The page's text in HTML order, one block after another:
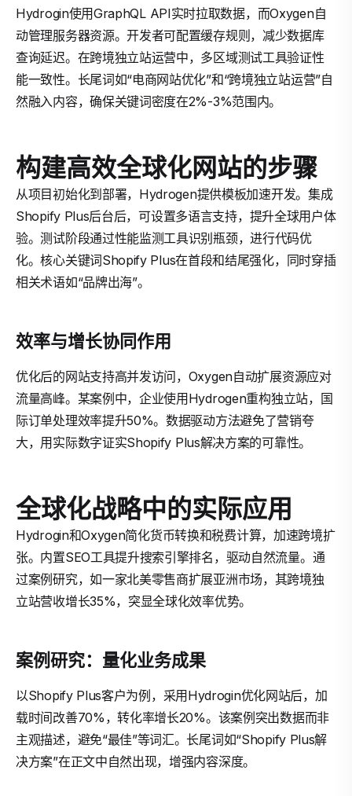
Hydrogin使用GraphQL API实时拉取数据，而Oxygen自
动管理服务器资源。开发者可配置缓存规则，减少数据库
查询延迟。在跨境独立站运营中，多区域测试工具验证性
能一致性。长尾词如“电商网站优化”和“跨境独立站运营”自
然融入内容，确保关键词密度在2%-3%范围内。
构建高效全球化网站的步骤
从项目初始化到部署，Hydrogen提供模板加速开发。集成
Shopify Plus后台后，可设置多语言支持，提升全球用户体
验。测试阶段通过性能监测工具识别瓶颈，进行代码优
化。核心关键词Shopify Plus在首段和结尾强化，同时穿插
相关术语如“品牌出海”。
效率与增长协同作用
优化后的网站支持高并发访问，Oxygen自动扩展资源应对
流量高峰。某案例中，企业使用Hydrogen重构独立站，国
际订单处理效率提升50%。数据驱动方法避免了营销夸
大，用实际数字证实Shopify Plus解决方案的可靠性。
全球化战略中的实际应用
Hydrogin和Oxygen简化货币转换和税费计算，加速跨境扩
张。内置SEO工具提升搜索引擎排名，驱动自然流量。通
过案例研究，如一家北美零售商扩展亚洲市场，其跨境独
立站营收增长35%，突显全球化效率优势。
案例研究：量化业务成果
以Shopify Plus客户为例，采用Hydrogin优化网站后，加
载时间改善70%，转化率增长20%。该案例突出数据而非
主观描述，避免“最佳”等词汇。长尾词如“Shopify Plus解
决方案”在正文中自然出现，增强内容深度。